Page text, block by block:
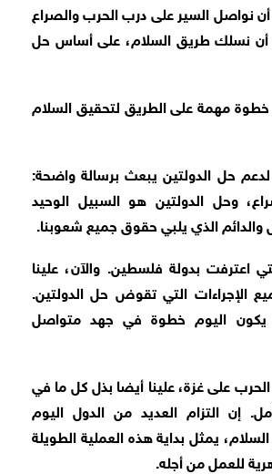
أن نواصل السير على درب الحرب والصراع
أن نسلك طريق السلام، على أساس حل
خطوة مهمة على الطريق لتحقيق السلام
لدعم حل الدولتين يبعث برسالة واضحة:
وحل الدولتين هو السبيل الوحيد
والدائم الذي يلبي حقوق جميع شعوبنا.
اعترفت بدولة فلسطين. والآن، علينا
الإجراءات التي تقوض حل الدولتين.
اليوم خطوة في جهد متواصل
الحرب على غزة، علينا أيضا بذل كل ما في
إن التزام العديد من الدول اليوم
يمثل بداية هذه العملية الطويلة
للعمل من أجله.